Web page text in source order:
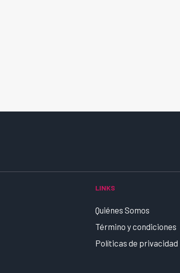
LINKS
Quiénes Somos
Término y condiciones
Políticas de privacidad